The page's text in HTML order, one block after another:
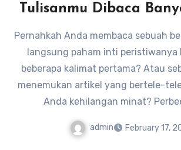
Tulisanmu Dibaca
Pernahkah Anda membaca sebuah
langsung paham inti peristiwanya
beberapa kalimat pertama? Atau
menemukan artikel yang bertele-
Anda kehilangan minat?
admin February 17,